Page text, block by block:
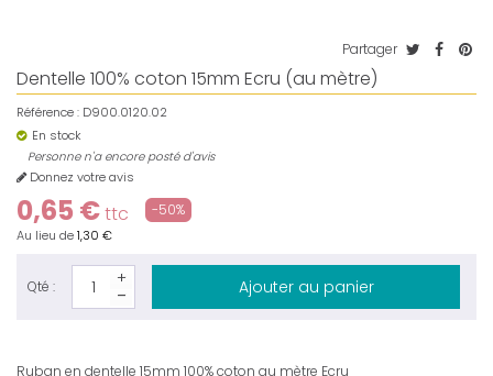
Partager
Dentelle 100% coton 15mm Ecru (au mètre)
Référence : D900.0120.02
En stock
Personne n'a encore posté d'avis
Donnez votre avis
0,65 €ttc -50%
Au lieu de1,30 €
Qté : Ajouter au panier
Ruban en dentelle 15mm 100% coton au mètre Ecru